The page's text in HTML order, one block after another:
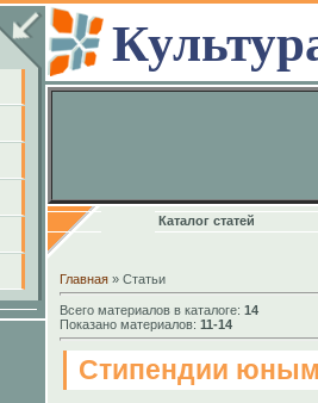
Каталог статей
Главная » Статьи
Всего материалов в каталоге: 14
Показано материалов: 11-14
Стипендии